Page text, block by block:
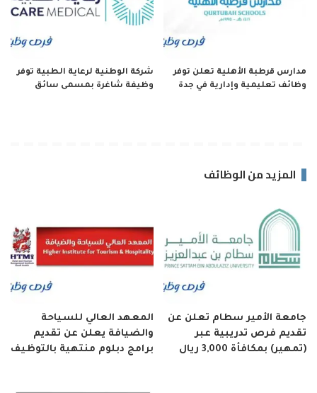
مدارس قرطبة الأهلية تعلن توفر
وظائف تعليمية وإدارية في جدة
شركة الوطنية لرعاية الطبية توفر
وظيفة شاغرة بمسمى سائق
المزيد من الوظائف
جامعة الأمير سطام تعلن عن
تقديم فرص تدريبية عبر
(تمهير) بمكافأة 3,000 ريال
المعهد العالي للسياحة
والضيافة يعلن عن تقديم
برامج دبلوم منتهية بالتوظيف